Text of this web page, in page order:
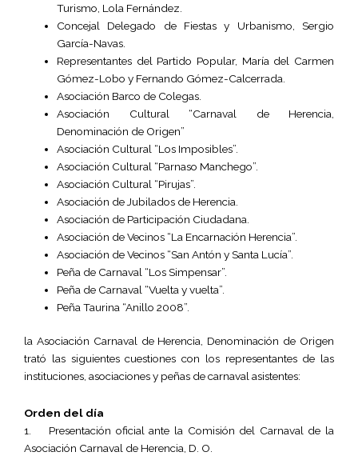
Turismo, Lola Fernández.
Concejal Delegado de Fiestas y Urbanismo, Sergio
García-Navas.
Representantes del Partido Popular, María del Carmen
Gómez-Lobo y Fernando Gómez-Calcerrada.
Asociación Barco de Colegas.
Asociación Cultural “Carnaval de Herencia,
Denominación de Origen”
Asociación Cultural “Los Imposibles”.
Asociación Cultural “Parnaso Manchego”.
Asociación Cultural “Pirujas”.
Asociación de Jubilados de Herencia.
Asociación de Participación Ciudadana.
Asociación de Vecinos “La Encarnación Herencia”.
Asociación de Vecinos “San Antón y Santa Lucía”.
Peña de Carnaval “Los Simpensar”.
Peña de Carnaval “Vuelta y vuelta”.
Peña Taurina “Anillo 2008”.
la Asociación Carnaval de Herencia, Denominación de Origen
trató las siguientes cuestiones con los representantes de las
instituciones, asociaciones y peñas de carnaval asistentes:
Orden del día
1. Presentación oficial ante la Comisión del Carnaval de la
Asociación Carnaval de Herencia, D. O.